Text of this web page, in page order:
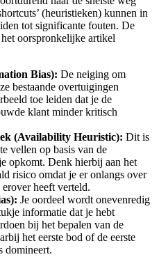
(heuristieken) kunnen in
tot significante fouten. De
oorspronkelijke artikel
Bias): De neiging om
bestaande overtuigingen
toe leiden dat je de
klant minder kritisch
(Availability Heuristic): Dit is
vellen op basis van de
opkomt. Denk hierbij aan het
risico omdat je er onlangs over
heeft verteld.
Je oordeel wordt onevenredig
informatie dat je hebt
bij het bepalen van de
het eerste bod of de eerste
domineert.